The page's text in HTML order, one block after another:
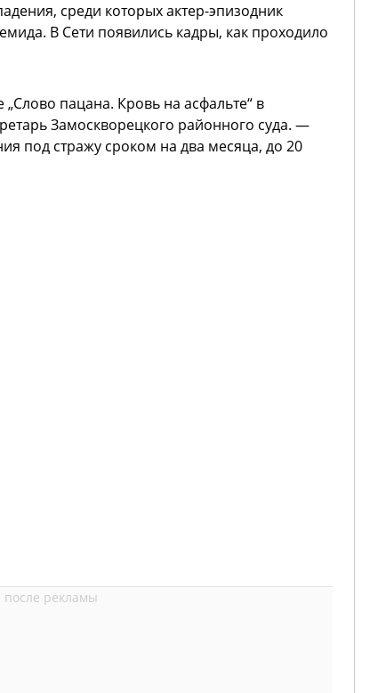
среди которых актер-эпизодник
В Сети появились кадры, как проходило
пацана. Кровь на асфальте“ в
Замоскворецкого районного суда. —
под стражу сроком на два месяца, до 20